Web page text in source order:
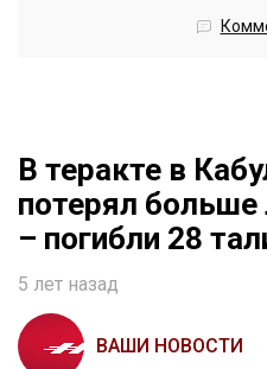
В теракте в
потерял
– погибли 28
5 лет назад
ВАШИ НОВОСТИ